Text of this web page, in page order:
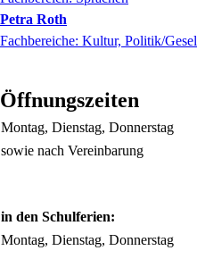
Petra Roth
Fachbereiche: Kultur, Politik/
Öffnungszeiten
Montag, Dienstag,
sowie nach Vereinbarung
in den Schulferien:
Montag, Dienstag, Donnerstag